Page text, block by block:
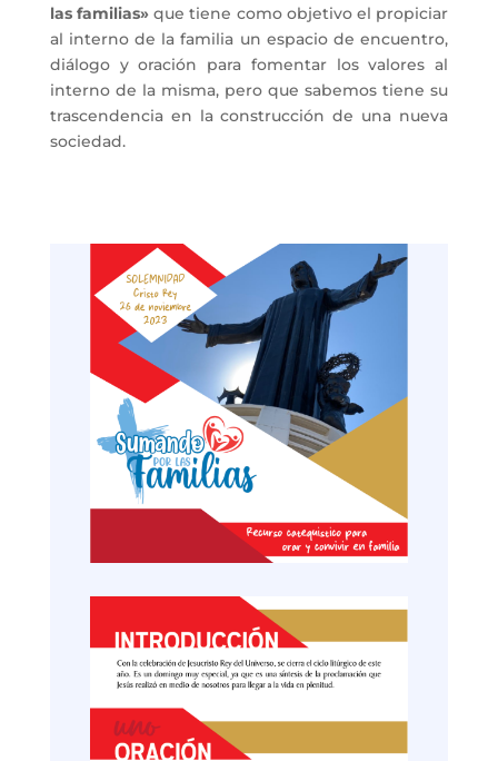
las familias» que tiene como objetivo el propiciar
al interno de la familia un espacio de encuentro,
diálogo y oración para fomentar los valores al
interno de la misma, pero que sabemos tiene su
trascendencia en la construcción de una nueva
sociedad.